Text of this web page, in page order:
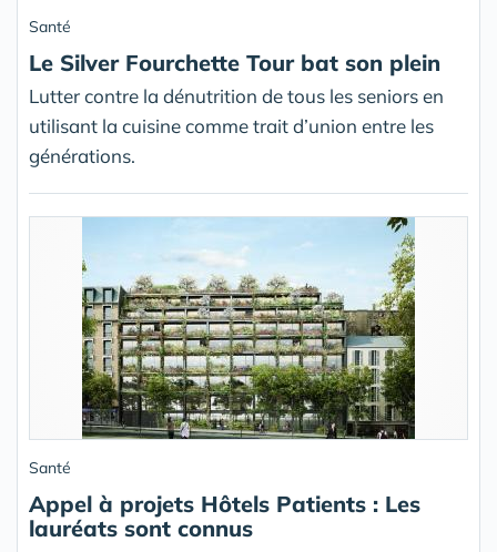
Santé
Le Silver Fourchette Tour bat son plein
Lutter contre la dénutrition de tous les seniors en
utilisant la cuisine comme trait d’union entre les
générations.
Santé
Appel à projets Hôtels Patients : Les
lauréats sont connus